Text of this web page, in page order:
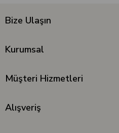
Bize Ulaşın
Kurumsal
Müşteri Hizmetleri
Alışveriş